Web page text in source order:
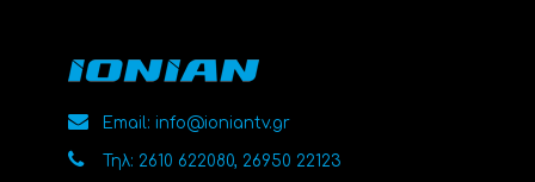
Email: info@ioniantv.gr
Τηλ: 2610 622080, 26950 22123